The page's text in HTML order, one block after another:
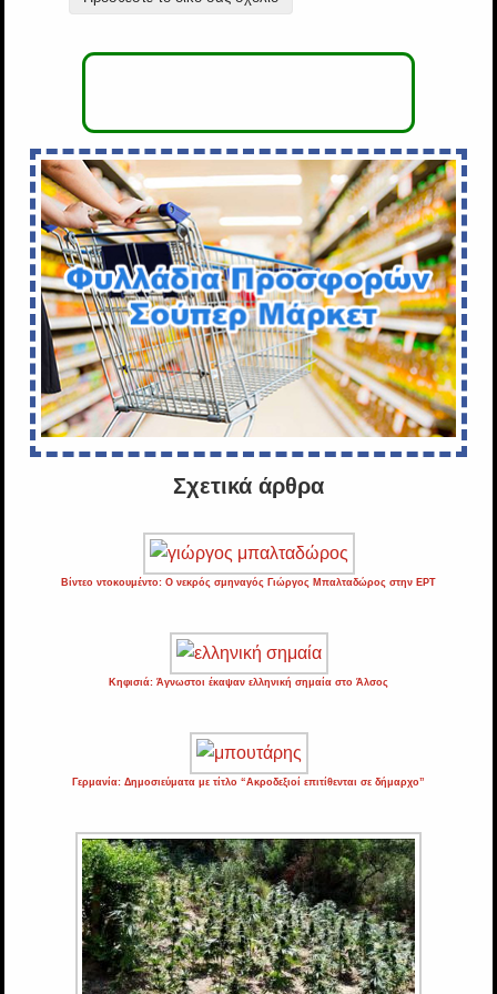
Σχετικά άρθρα
Βίντεο ντοκουμέντο: Ο νεκρός σμηναγός Γιώργος Μπαλταδώρος στην ΕΡΤ
Κηφισιά: Άγνωστοι έκαψαν ελληνική σημαία στο Άλσος
Γερμανία: Δημοσιεύματα με τίτλο “Ακροδεξιοί επιτίθενται σε δήμαρχο”